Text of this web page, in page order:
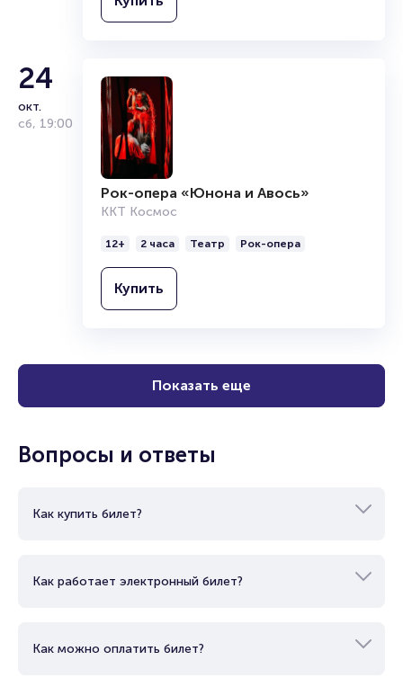
24
окт.
сб, 19:00
Рок-опера «Юнона и Авось»
ККТ Космос
12+ 2 часа Театр Рок-опера
Купить
Показать еще
Вопросы и ответы
Как купить билет?
Как работает электронный билет?
Как можно оплатить билет?